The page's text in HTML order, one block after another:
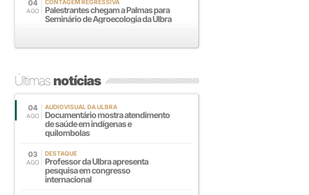
04
AGO
CONTAGEM REGRESSIVA
Palestrantes chegam a Palmas para
Seminário de Agroecologia da Ulbra
Últimasnotícias
04
AGO
AUDIOVISUAL DA ULBRA
Documentário mostra atendimento
de saúde em indígenas e
quilombolas
03
AGO
DESTAQUE
Professor da Ulbra apresenta
pesquisa em congresso
internacional